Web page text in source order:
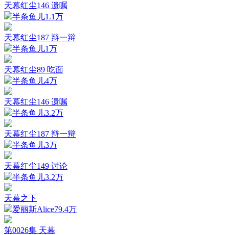
天幕红尘146 遗嘱
半条鱼儿1.1万
天幕红尘187 辩一辩
半条鱼儿1万
天幕红尘89 吃面
半条鱼儿4万
天幕红尘146 遗嘱
半条鱼儿3.2万
天幕红尘187 辩一辩
半条鱼儿3万
天幕红尘149 讨论
半条鱼儿3.2万
天幕之下
爱丽斯Alice79.4万
第0026集 天幕